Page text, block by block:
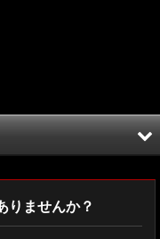
りませんか？